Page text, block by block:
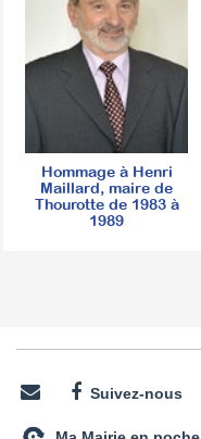
Hommage à Henri
Maillard, maire de
Thourotte de 1983 à
1989
Suivez-nous